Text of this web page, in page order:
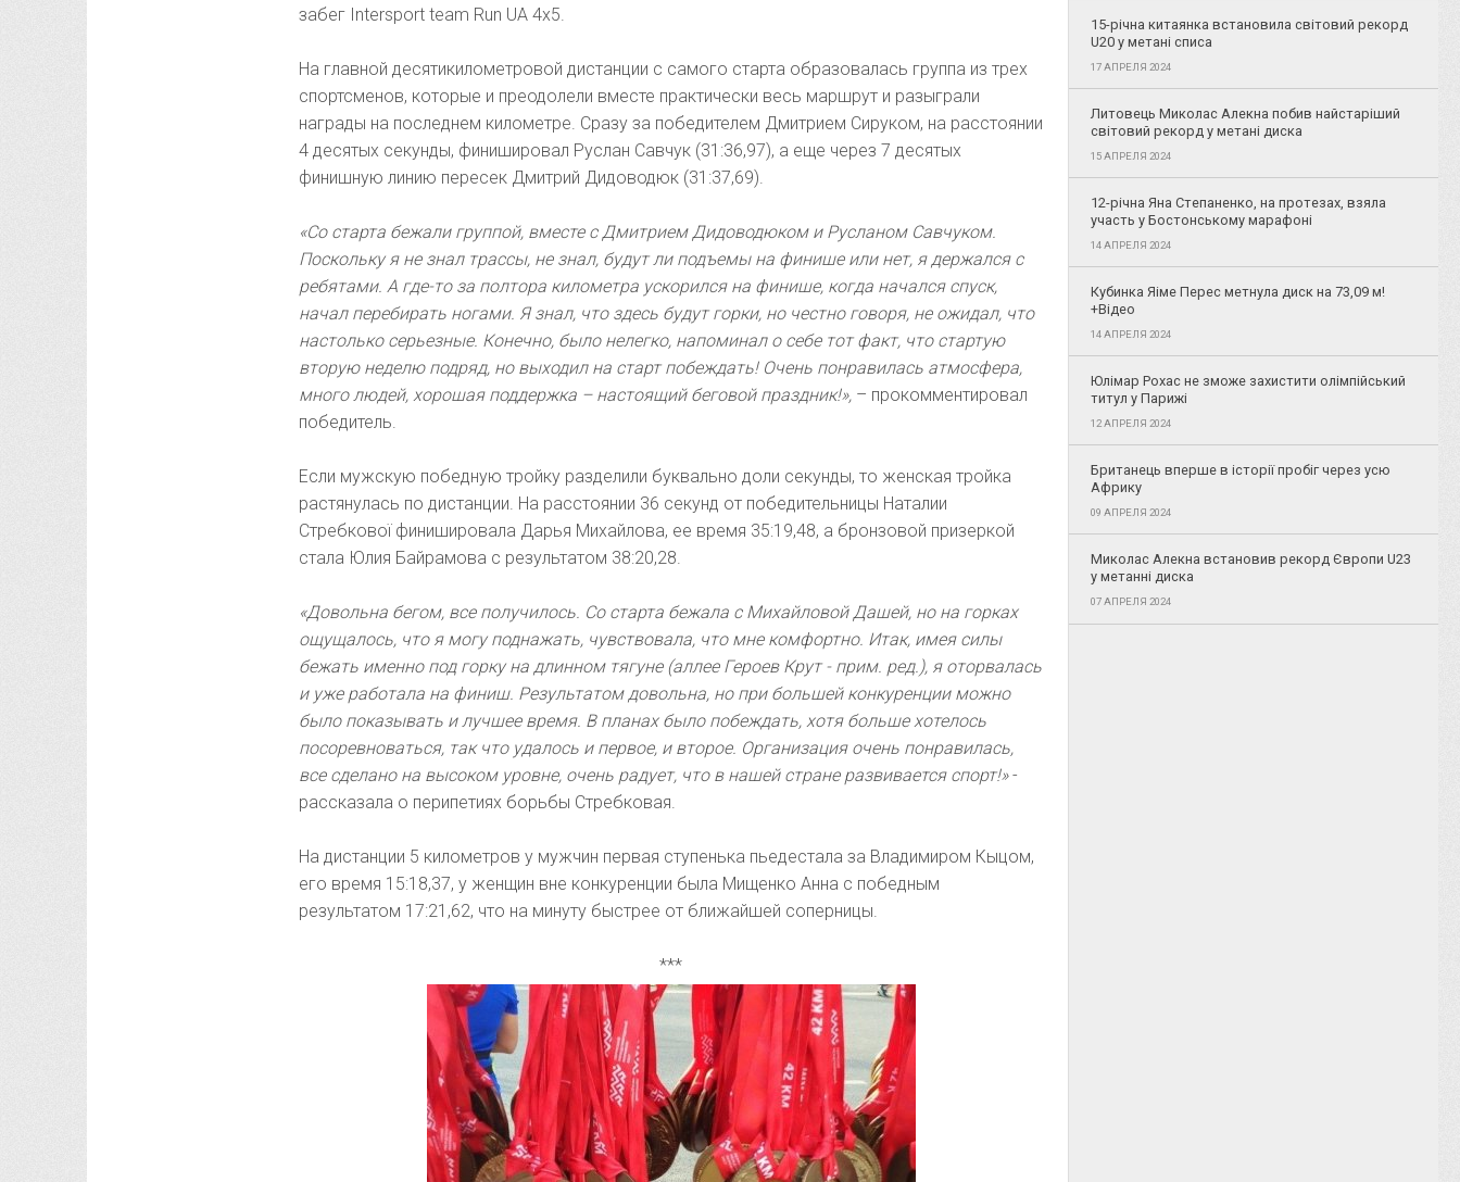
забег Intersport team Run UA 4x5.
На главной десятикилометровой дистанции с самого старта образовалась группа из трех
спортсменов, которые и преодолели вместе практически весь маршрут и разыграли
награды на последнем километре. Сразу за победителем Дмитрием Сируком, на расстоянии
4 десятых секунды, финишировал Руслан Савчук (31:36,97), а еще через 7 десятых
финишную линию пересек Дмитрий Дидоводюк (31:37,69).
«Со старта бежали группой, вместе с Дмитрием Дидоводюком и Русланом Савчуком.
Поскольку я не знал трассы, не знал, будут ли подъемы на финише или нет, я держался с
ребятами. А где-то за полтора километра ускорился на финише, когда начался спуск,
начал перебирать ногами. Я знал, что здесь будут горки, но честно говоря, не ожидал, что
настолько серьезные. Конечно, было нелегко, напоминал о себе тот факт, что стартую
вторую неделю подряд, но выходил на старт побеждать! Очень понравилась атмосфера,
много людей, хорошая поддержка – настоящий беговой праздник!», – прокомментировал
победитель.
Если мужскую победную тройку разделили буквально доли секунды, то женская тройка
растянулась по дистанции. На расстоянии 36 секунд от победительницы Наталии
Стребкової финишировала Дарья Михайлова, ее время 35:19,48, а бронзовой призеркой
стала Юлия Байрамова с результатом 38:20,28.
«Довольна бегом, все получилось. Со старта бежала с Михайловой Дашей, но на горках
ощущалось, что я могу поднажать, чувствовала, что мне комфортно. Итак, имея силы
бежать именно под горку на длинном тягуне (аллее Героев Крут - прим. ред.), я оторвалась
и уже работала на финиш. Результатом довольна, но при большей конкуренции можно
было показывать и лучшее время. В планах было побеждать, хотя больше хотелось
посоревноваться, так что удалось и первое, и второе. Организация очень понравилась,
все сделано на высоком уровне, очень радует, что в нашей стране развивается спорт!»-
рассказала о перипетиях борьбы Стребковая.
На дистанции 5 километров у мужчин первая ступенька пьедестала за Владимиром Кыцом,
его время 15:18,37, у женщин вне конкуренции была Мищенко Анна с победным
результатом 17:21,62, что на минуту быстрее от ближайшей соперницы.
***
15-річна китаянка встановила світовий рекорд
U20 у метані списа
17 АПРЕЛЯ 2024
Литовець Миколас Алекна побив найстаріший
світовий рекорд у метані диска
15 АПРЕЛЯ 2024
12-річна Яна Степаненко, на протезах, взяла
участь у Бостонському марафоні
14 АПРЕЛЯ 2024
Кубинка Яіме Перес метнула диск на 73,09 м!
+Відео
14 АПРЕЛЯ 2024
Юлімар Рохас не зможе захистити олімпійський
титул у Парижі
12 АПРЕЛЯ 2024
Британець вперше в історії пробіг через усю
Африку
09 АПРЕЛЯ 2024
Миколас Алекна встановив рекорд Європи U23
у метанні диска
07 АПРЕЛЯ 2024